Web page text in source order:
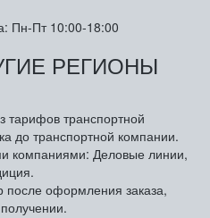
Пн-Пт 10:00-18:00
РЕГИОНЫ
тарифов транспортной
до транспортной компании.
компаниями: Деловые линии,
оформления заказа,